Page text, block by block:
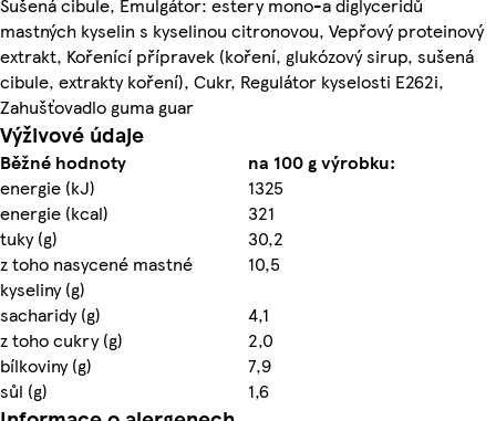
mastných kyselin s kyselinou citronovou, Vepřový proteinový
extrakt, Kořenící přípravek (koření, glukózový sirup, sušená
cibule, extrakty koření), Cukr, Regulátor kyselosti E262i,
Zahušťovadlo guma guar
Výživové údaje
Běžné hodnoty
na 100 g výrobku:
energie (kJ)
1325
energie (kcal)
321
tuky (g)
30,2
z toho nasycené mastné
kyseliny (g)
10,5
sacharidy (g)
4,1
z toho cukry (g)
2,0
bílkoviny (g)
7,9
sůl (g)
1,6